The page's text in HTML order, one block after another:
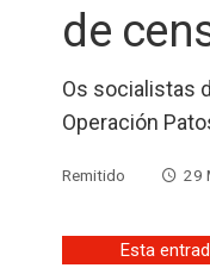
de
Os socialistas
Operación
Remitido 29
Esta